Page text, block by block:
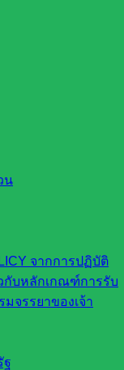
น
จากการปฏิบัติ
กับหลักเกณฑ์การรับ
จรรยาของเจ้า
ฐ